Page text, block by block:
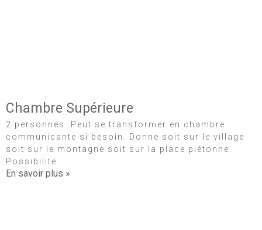
Chambre Supérieure
2 personnes. Peut se transformer en chambre
communicante si besoin. Donne soit sur le village
soit sur le montagne soit sur la place piétonne.
Possibilité
En savoir plus »